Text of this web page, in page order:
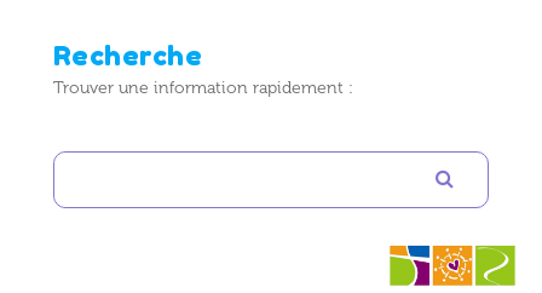
Recherche
Trouver une information rapidement :